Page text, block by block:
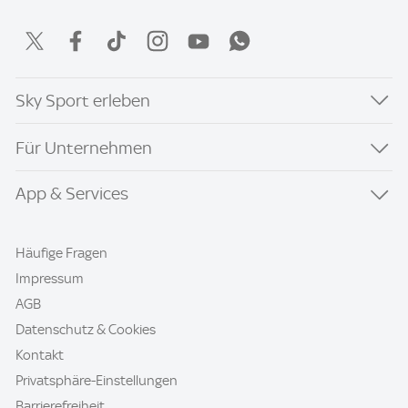
Sky Sport erleben
Für Unternehmen
App & Services
Häufige Fragen
Impressum
AGB
Datenschutz & Cookies
Kontakt
Privatsphäre-Einstellungen